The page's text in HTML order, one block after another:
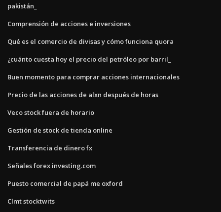
pakistán_
Comprensión de acciones e inversiones
Qué es el comercio de divisas y cómo funciona quora
¿cuánto cuesta hoy el precio del petróleo por barril_
Buen momento para comprar acciones internacionales
Precio de las acciones de alxn después de horas
Veco stock fuera de horario
Gestión de stock de tienda online
Transferencia de dinero fx
Señales forex investing.com
Puesto comercial de papá me oxford
Clmt stocktwits